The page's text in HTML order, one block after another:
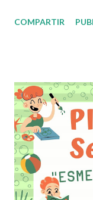
cuadernillo de
semana. Esperando
fortalecer los
alumnos alcacen los
los creadores de
dedicacion y trabajo
didacticas,
fines educativos,
COMPARTIR